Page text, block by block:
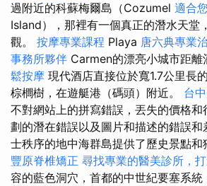
過附近的科蘇梅爾島（Cozumel 適合
Island），那裡有一個真正的潛水天堂
觀。 按摩專業課程 Playa 唐六典專業
事務所夥伴 Carmen的漂亮小城市距離
鬆按摩 現代酒店直接位於寬1.7公里長
棕櫚樹，在遊艇港（碼頭）附近。 台
不對網站上的拼寫錯誤，丟失的價格
劃的潛在錯誤以及圖片和描述的錯誤
士秩序的地中海群島提供了歷史景點和
豐原脊椎矯正 尋找專業的醫美診所，
容的藍色洞穴，首都的中世紀要塞系統